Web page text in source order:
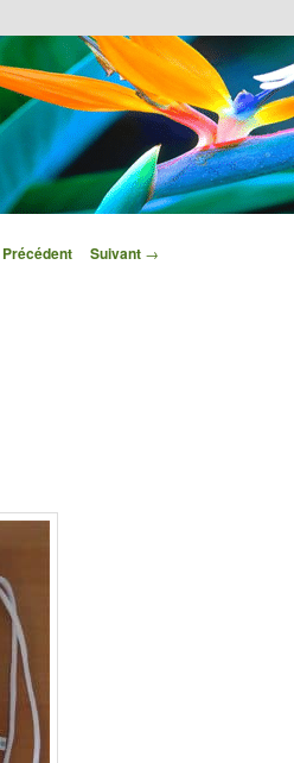
Navigation des
Précédent Suivant →